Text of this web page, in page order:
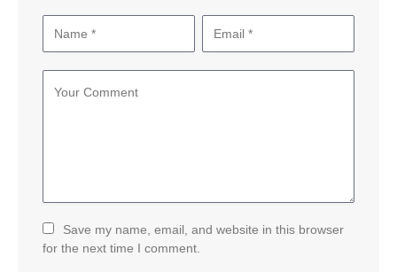
Save my name, email, and website in this browser
for the next time I comment.